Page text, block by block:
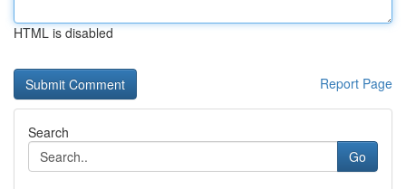
HTML is disabled
Report Page
Search
Go